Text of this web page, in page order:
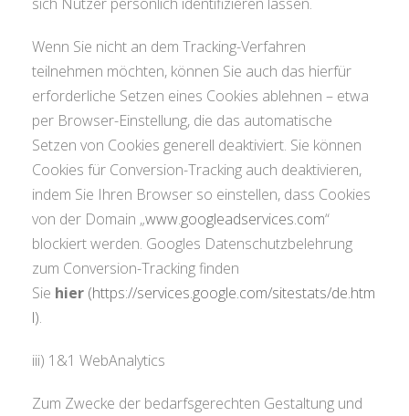
Wenn Sie nicht an dem Tracking-Verfahren
teilnehmen möchten, können Sie auch das hierfür
erforderliche Setzen eines Cookies ablehnen – etwa
per Browser-Einstellung, die das automatische
Setzen von Cookies generell deaktiviert. Sie können
Cookies für Conversion-Tracking auch deaktivieren,
indem Sie Ihren Browser so einstellen, dass Cookies
von der Domain „www.googleadservices.com“
blockiert werden. Googles Datenschutzbelehrung
zum Conversion-Tracking finden
Sie hier (https://services.google.com/sitestats/de.htm
l).
iii) 1&1 WebAnalytics
Zum Zwecke der bedarfsgerechten Gestaltung und